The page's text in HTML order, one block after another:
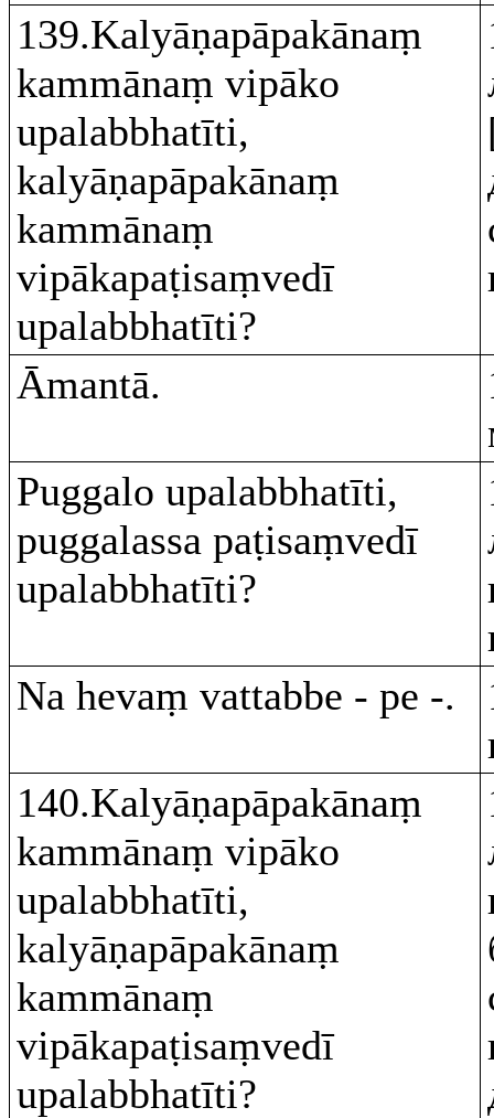
139.Kalyāṇapāpakānaṃ
kammānaṃ vipāko
upalabbhatīti,
kalyāṇapāpakānaṃ
kammānaṃ
vipākapaṭisaṃvedī
upalabbhatīti?
Āmantā.
Puggalo upalabbhatīti,
puggalassa paṭisaṃvedī
upalabbhatīti?
Na hevaṃ vattabbe - pe -.
140.Kalyāṇapāpakānaṃ
kammānaṃ vipāko
upalabbhatīti,
kalyāṇapāpakānaṃ
kammānaṃ
vipākapaṭisaṃvedī
upalabbhatīti?